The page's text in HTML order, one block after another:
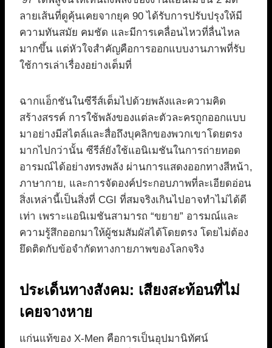
ลายเส้นที่ดูคุ้นเคยจากยุค 90 ได้รับการปรับปรุงให้มี
ความทันสมัย คมชัด และมีการเคลื่อนไหวที่ลื่นไหล
มากขึ้น แต่หัวใจสำคัญคือการออกแบบงานภาพที่รับ
ใช้การเล่าเรื่องอย่างเต็มที่
ฉากแอ็กชันในซีรีส์เต็มไปด้วยพลังและความคิด
สร้างสรรค์ การใช้พลังของแต่ละตัวละครถูกออกแบบ
มาอย่างมีสไตล์และสื่อถึงบุคลิกของพวกเขาโดยตรง
มากไปกว่านั้น ซีรีส์ยังใช้แอนิเมชันในการถ่ายทอด
อารมณ์ได้อย่างทรงพลัง ผ่านการแสดงออกทางสีหน้า,
ภาษากาย, และการจัดองค์ประกอบภาพที่ละเอียดอ่อน
สิ่งเหล่านี้เป็นสิ่งที่ CGI ที่สมจริงเกินไปอาจทำไม่ได้ดี
เท่า เพราะแอนิเมชันสามารถ “ขยาย” อารมณ์และ
ความรู้สึกออกมาให้ผู้ชมสัมผัสได้โดยตรง โดยไม่ต้อง
ยึดติดกับข้อจำกัดทางกายภาพของโลกจริง
ประเด็นทางสังคม: เสียงสะท้อนที่ไม่
เคยจางหาย
แก่นแท้ของ X-Men คือการเป็นอุปมานิทัศน์